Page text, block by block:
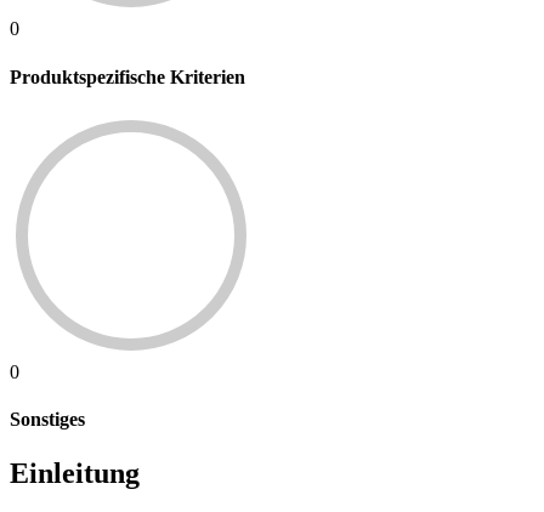
0
Produktspezifische Kriterien
0
Sonstiges
Einleitung